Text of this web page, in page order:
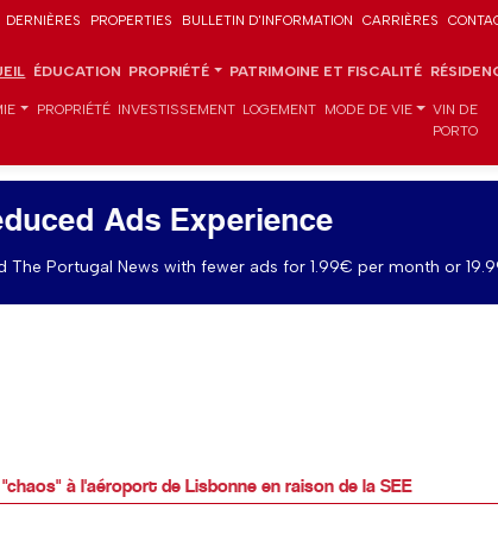
DERNIÈRES PROPERTIES BULLETIN D'INFORMATION CARRIÈRES
ÉDUCATION PROPRIÉTÉ PATRIMOINE ET FISCALITÉ
PROPRIÉTÉ INVESTISSEMENT LOGEMENT MODE DE VIE
VIN DE
PORTO
Ads Experience
The Portugal News with fewer ads for 1.99€ per month or
à l'aéroport de Lisbonne en raison de la SEE